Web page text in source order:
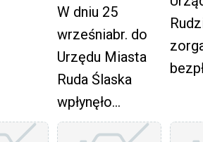
prawa z zakresu
zbiórek
publicznych, tj.
ustawy z dnia 15
marca 1933 r. o
W dniu 25
wrześniabr. do
Urzędu Miasta
Ruda Ślaska
wpłynęło
postanowienie